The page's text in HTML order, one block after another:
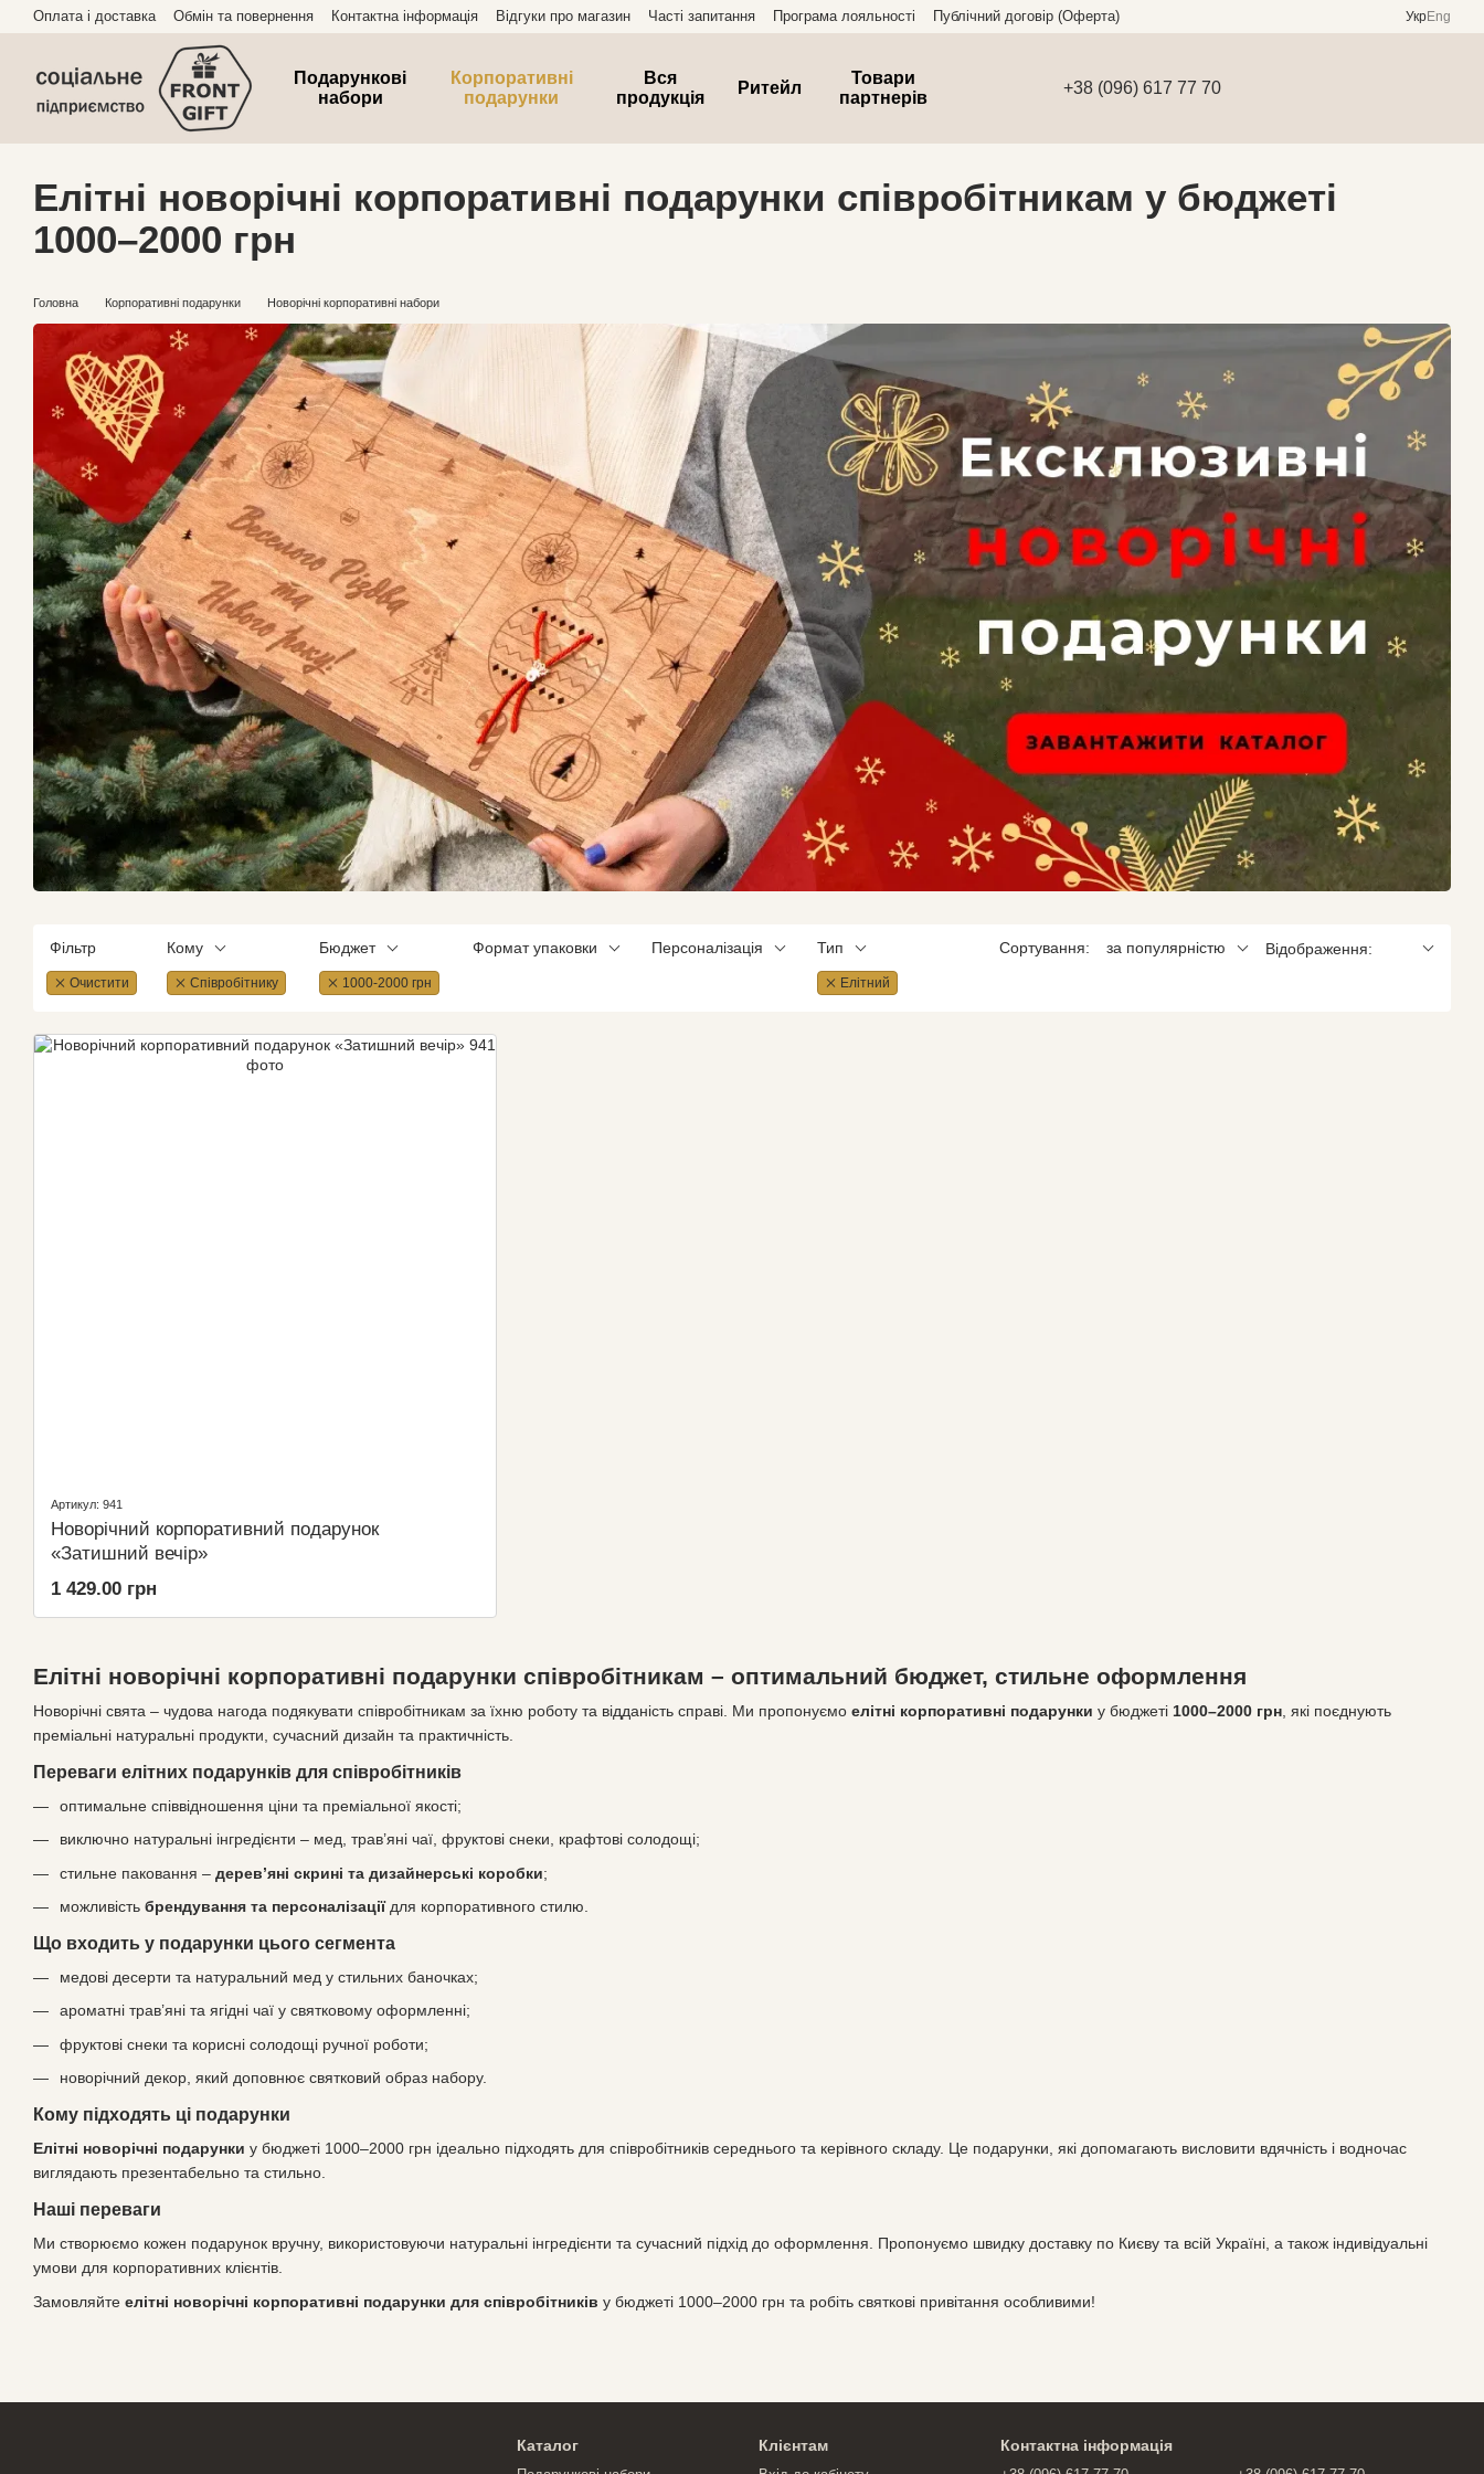
Перейти до основного контенту
Оплата і доставка Обмін та повернення Контактна інформація Відгуки про магазин Часті запитання Програма лояльності Публічний договір (Оферта) УкрEng
Подарункові
набори
Корпоративні
подарунки
Вся
продукція
Ритейл
Товари
партнерів
+38 (096) 617 77 70
Елітні новорічні корпоративні подарунки співробітникам у бюджеті
1000–2000 грн
Головна Корпоративні подарунки Новорічні корпоративні набори
Фільтр
Очистити
Кому
Співробітнику
Бюджет
1000-2000 грн
Формат упаковки Персоналізація Тип
Елітний
Сортування: за популярністю Відображення:
Елітні новорічні корпоративні подарунки співробітникам – оптимальний бюджет, стильне оформлення
Новорічні свята – чудова нагода подякувати співробітникам за їхню роботу та відданість справі. Ми пропонуємо елітні корпоративні подарунки у бюджеті 1000–2000 грн , які поєднують
преміальні натуральні продукти, сучасний дизайн та практичність.
Переваги елітних подарунків для співробітників
оптимальне співвідношення ціни та преміальної якості;
виключно натуральні інгредієнти – мед, трав’яні чаї, фруктові снеки, крафтові солодощі;
стильне паковання – дерев’яні скрині та дизайнерські коробки;
можливість брендування та персоналізаціїдля корпоративного стилю.
Що входить у подарунки цього сегмента
медові десерти та натуральний мед у стильних баночках;
ароматні трав’яні та ягідні чаї у святковому оформленні;
фруктові снеки та корисні солодощі ручної роботи;
новорічний декор, який доповнює святковий образ набору.
Кому підходять ці подарунки
Елітні новорічні подарунки у бюджеті 1000–2000 грн ідеально підходять для співробітників середнього та керівного складу. Це подарунки, які допомагають висловити вдячність і водночас
виглядають презентабельно та стильно.
Наші переваги
Ми створюємо кожен подарунок вручну, використовуючи натуральні інгредієнти та сучасний підхід до оформлення. Пропонуємо швидку доставку по Києву та всій Україні, а також індивідуальні
умови для корпоративних клієнтів.
Замовляйте елітні новорічні корпоративні подарунки для співробітників у бюджеті 1000–2000 грн та робіть святкові привітання особливими!
Артикул: 941
Новорiчний корпоративний подарунок
«Затишний вечір»
1 429.00 грн
Каталог Клієнтам Контактна інформація